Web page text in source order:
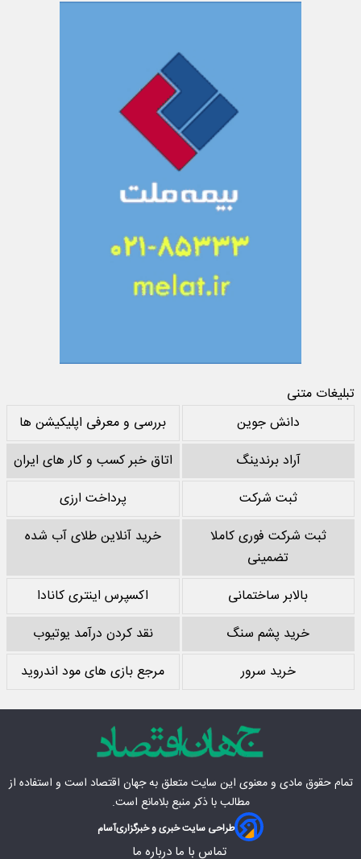
تبلیغات متنی
دانش جوین
بررسی و معرفی اپلیکیشن ها
آراد برندینگ
اتاق خبر کسب و کار های ایران
ثبت شرکت
پرداخت ارزی
ثبت شرکت فوری کاملا
تضمینی
خرید آنلاین طلای آب شده
بالابر ساختمانی
اکسپرس اینتری کانادا
خرید پشم سنگ
نقد کردن درآمد یوتیوب
خرید سرور
مرجع بازی های مود اندروید
تمام حقوق مادی‌ و معنوی این سایت متعلق بهجهان اقتصاد است و استفاده از
مطالب با ذکر منبع بلامانع است.
طراحی سایت خبری و خبرگزاریآسام
تماس با ما درباره ما